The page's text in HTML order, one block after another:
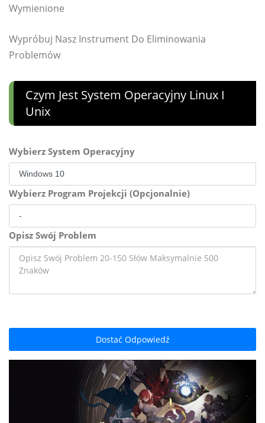
Wymienione
Wypróbuj Nasz Instrument Do Eliminowania
Problemów
Czym Jest System Operacyjny Linux I
Unix
Wybierz System Operacyjny
Wybierz Program Projekcji (Opcjonalnie)
Opisz Swój Problem
Dostać Odpowiedź